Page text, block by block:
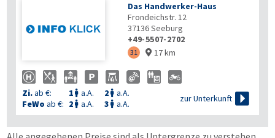
Das Handwerker-Haus
Frondeichstr. 12
37136Seeburg
+49-5507-2702
31  17 km
Zi.ab €: 1  a.A. 2  a.A.
FeWo ab €: 2  a.A. 3  a.A.
zur Unterkunft 